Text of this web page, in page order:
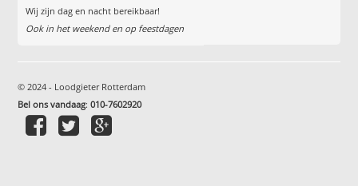
Wij zijn dag en nacht bereikbaar!
Ook in het weekend en op feestdagen
© 2024 - Loodgieter Rotterdam
Bel ons vandaag:010-7602920